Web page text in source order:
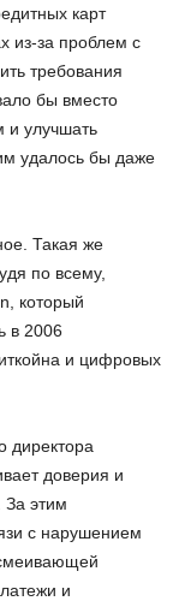
карт
из-за проблем с
требования
бы вместо
и улучшать
удалось бы даже
Такая же
по всему,
который
в 2006
и цифровых
директора
доверия и
За этим
с нарушением
и